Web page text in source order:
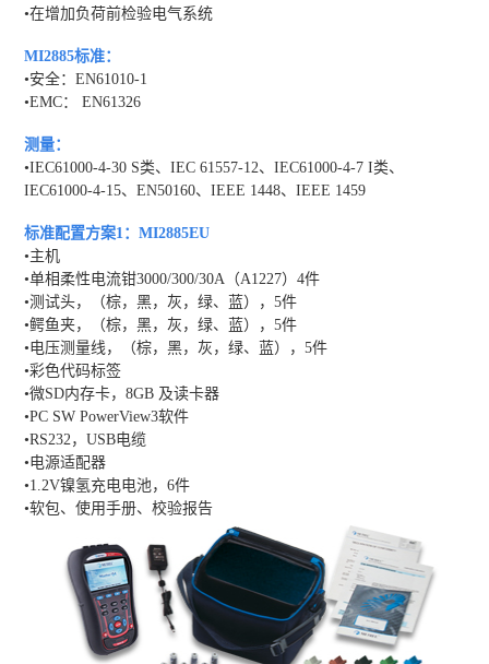
•在增加负荷前检验电气系统
MI2885标准：
•安全：EN61010-1
•EMC： EN61326
测量：
•IEC61000-4-30 S类、IEC 61557-12、IEC61000-4-7 I类、
IEC61000-4-15、EN50160、IEEE 1448、IEEE 1459
标准配置方案1：MI2885EU
•主机
•单相柔性电流钳3000/300/30A（A1227）4件
•测试头，（棕，黑，灰，绿、蓝），5件
•鳄鱼夹，（棕，黑，灰，绿、蓝），5件
•电压测量线，（棕，黑，灰，绿、蓝），5件
•彩色代码标签
•微SD内存卡，8GB 及读卡器
•PC SW PowerView3软件
•RS232，USB电缆
•电源适配器
•1.2V镍氢充电电池，6件
•软包、使用手册、校验报告